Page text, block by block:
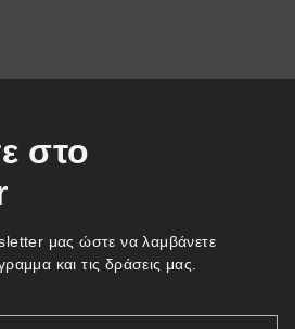
στο
μας ώστε να λαμβάνετε
και τις δράσεις μας.